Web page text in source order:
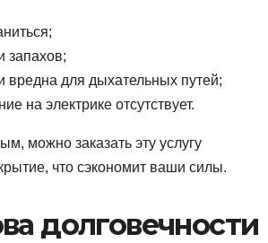
запахов;
вредна для дыхательных путей;
на электрике отсутствует.
можно заказать эту услугу
что сэкономит ваши силы.
долговечности